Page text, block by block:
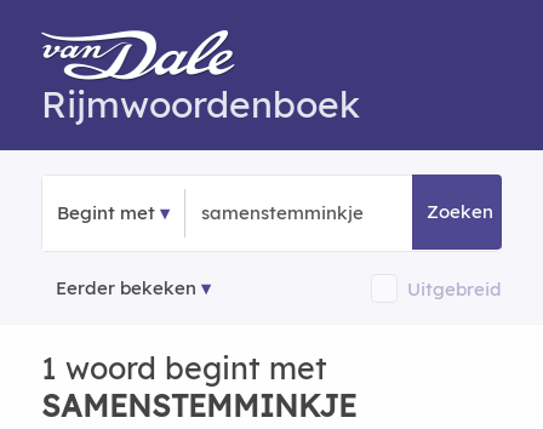
Rijmwoordenboek
Begint met Zoeken
Eerder bekeken Uitgebreid
1 woord begint met
SAMENSTEMMINKJE